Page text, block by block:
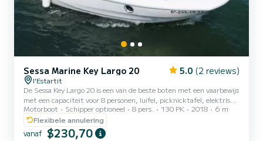
Sessa Marine Key Largo 20 5.0 (2 reviews)
l'Estartit
De Sessa Key Largo 20 is een van de beste boten met een vaarbewijs
met een capaciteit voor 8 personen, luifel, picknicktafel, elektrisch
anker en ongelooflijke navigatie Mogelijkheid van aanbetaling
verlaagd tot 300,00 euro met een verzekering van 20,00 euro op de
dag van verhuur. Niet Samboat-verzekering
Motorboot Schipper optioneel 8 pers. 130 PK 2018
6 m
Flexibele annulering
vanaf $230,70